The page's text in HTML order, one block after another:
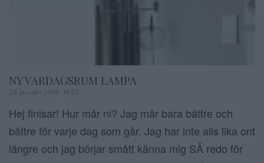
NY VARDAGSRUM LAMPA
26 januari 2019, 14:55
Hej finisar! Hur mår ni? Jag mår bara bättre och
bättre för varje dag som går. Jag har inte alls lika ont
längre och jag börjar smått känna mig SÅ redo för